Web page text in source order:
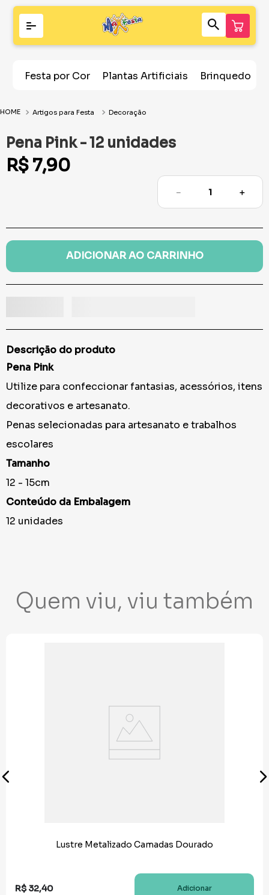
Festa por Cor Plantas Artificiais Brinquedos
Artigos para Festa Decoração
Pena Pink - 12 unidades
R$ 7,90
＋
－
ADICIONAR AO CARRINHO
Descrição do produto
Pena Pink
Utilize para confeccionar fantasias, acessórios, itens
decorativos e artesanato.
Penas selecionadas para artesanato e trabalhos
escolares
Tamanho
12 - 15cm
Conteúdo da Embalagem
12 unidades
Quem viu, viu também
Lustre Metalizado Camadas Dourado
R$ 32,40 Adicionar